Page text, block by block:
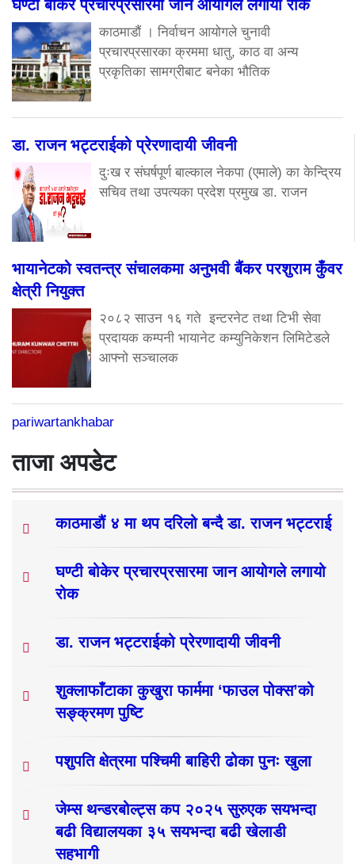
घण्टी बोकेर प्रचारप्रसारमा जान आयोगले लगायो रोक
काठमाडौं । निर्वाचन आयोगले चुनावी
प्रचारप्रसारका क्रममा धातु, काठ वा अन्य
प्रकृतिका सामग्रीबाट बनेका भौतिक
डा. राजन भट्टराईको प्रेरणादायी जीवनी
दुःख र संघर्षपूर्ण बाल्काल नेकपा (एमाले) का केन्द्रिय
सचिव तथा उपत्यका प्रदेश प्रमुख डा. राजन
भायानेटको स्वतन्त्र संचालकमा अनुभवी बैंकर परशुराम कुँवर
क्षेत्री नियुक्त
२०८२ साउन १६ गते इन्टरनेट तथा टिभी सेवा
प्रदायक कम्पनी भायानेट कम्युनिकेशन लिमिटेडले
आफ्नो सञ्चालक
pariwartankhabar
ताजा अपडेट
काठमाडौं ४ मा थप दरिलो बन्दै डा. राजन भट्टराई
घण्टी बोकेर प्रचारप्रसारमा जान आयोगले लगायो
रोक
डा. राजन भट्टराईको प्रेरणादायी जीवनी
शुक्लाफाँटाका कुखुरा फार्ममा ‘फाउल पोक्स’को
सङ्क्रमण पुष्टि
पशुपति क्षेत्रमा पश्चिमी बाहिरी ढोका पुनः खुला
जेम्स थन्डरबोल्ट्स कप २०२५ सुरुएक सयभन्दा
बढी विद्यालयका ३५ सयभन्दा बढी खेलाडी
सहभागी